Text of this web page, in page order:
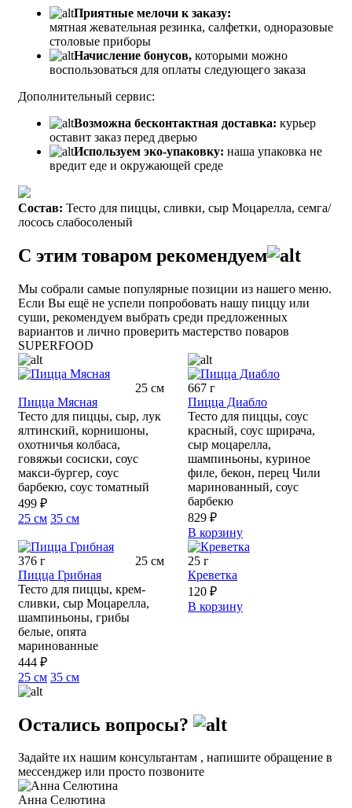
Приятные мелочи к заказу:
мятная жевательная резинка, салфетки, одноразовые
столовые приборы
Начисление бонусов, которыми можно
воспользоваться для оплаты следующего заказа
Дополнительный сервис:
Возможна бесконтактная доставка: курьер
оставит заказ перед дверью
Используем эко-упаковку: наша упаковка не
вредит еде и окружающей среде
Состав: Тесто для пиццы, сливки, сыр Моцарелла, семга/
лосось слабосоленый
С этим товаром рекомендуем
Мы собрали самые популярные позиции из нашего меню.
Если Вы ещё не успели попробовать нашу пиццу или
суши, рекомендуем выбрать среди предложенных
вариантов и лично проверить мастерство поваров
SUPERFOOD
25 см
Пицца Мясная
Тесто для пиццы, сыр, лук
ялтинский, корнишоны,
охотничья колбаса,
говяжьи сосиски, соус
макси-бургер, соус
барбекю, соус томатный
499 ₽
25 см 35 см
667 г
Пицца Диабло
Тесто для пиццы, соус
красный, соус шрирача,
сыр моцарелла,
шампиньоны, куриное
филе, бекон, перец Чили
маринованный, соус
барбекю
829 ₽
В корзину
376 г
25 см
Пицца Грибная
Тесто для пиццы, крем-
сливки, сыр Моцарелла,
шампиньоны, грибы
белые, опята
маринованные
444 ₽
25 см 35 см
25 г
Креветка
120 ₽
В корзину
Остались вопросы?
Задайте их нашим консультантам , напишите обращение в
мессенджер или просто позвоните
Анна Селютина